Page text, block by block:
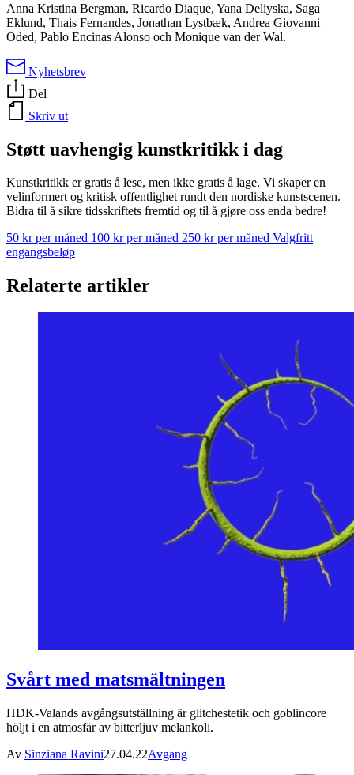
Anna Kristina Bergman, Ricardo Diaque, Yana Deliyska, Saga
Eklund, Thais Fernandes, Jonathan Lystbæk, Andrea Giovanni
Oded, Pablo Encinas Alonso och Monique van der Wal.
Nyhetsbrev
Del
Skriv ut
Støtt uavhengig kunstkritikk i dag
Kunstkritikk er gratis å lese, men ikke gratis å lage. Vi skaper en
velinformert og kritisk offentlighet rundt den nordiske kunstscenen.
Bidra til å sikre tidsskriftets fremtid og til å gjøre oss enda bedre!
50 kr per måned 100 kr per måned 250 kr per måned Valgfritt
engangsbeløp
Relaterte artikler
Svårt med matsmältningen
HDK-Valands avgångsutställning är glitchestetik och goblincore
höljt i en atmosfär av bitterljuv melankoli.
Av Sinziana Ravini27.04.22Avgang